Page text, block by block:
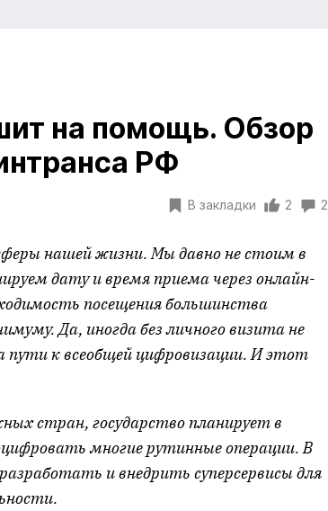
на помощь. Обзор
РФ
В закладки 2 2
нашей жизни. Мы давно не стоим в
дату и время приема через онлайн-
посещения большинства
Да, иногда без личного визита не
пути к всеобщей цифровизации. И этот
стран, государство планирует в
многие рутинные операции. В
и внедрить суперсервисы для